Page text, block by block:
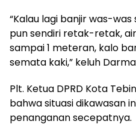
“Kalau lagi banjir was-
pun sendiri retak-retak,
sampai 1 meteran, kalo
semata kaki,” keluh
Plt. Ketua DPRD Kota
bahwa situasi dikawasan
penanganan secepatnya.